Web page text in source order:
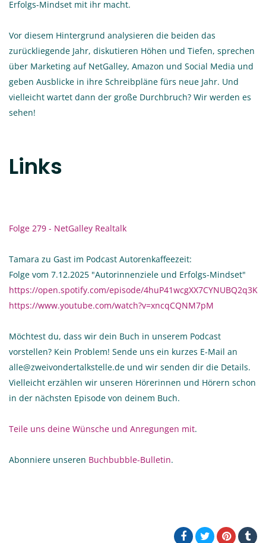
Erfolgs-Mindset mit ihr macht.
Vor diesem Hintergrund analysieren die beiden das
zurückliegende Jahr, diskutieren Höhen und Tiefen, sprechen
über Marketing auf NetGalley, Amazon und Social Media und
geben Ausblicke in ihre Schreibpläne fürs neue Jahr. Und
vielleicht wartet dann der große Durchbruch? Wir werden es
sehen!
Links
Folge 279 - NetGalley Realtalk
Tamara zu Gast im Podcast Autorenkaffeezeit:
Folge vom 7.12.2025 "Autorinnenziele und Erfolgs-Mindset"
https://open.spotify.com/episode/4huP41wcgXX7CYNUBQ2q3K
https://www.youtube.com/watch?v=xncqCQNM7pM
Möchtest du, dass wir dein Buch in unserem Podcast
vorstellen? Kein Problem! Sende uns ein kurzes E-Mail an
alle@zweivondertalkstelle.de und wir senden dir die Details.
Vielleicht erzählen wir unseren Hörerinnen und Hörern schon
in der nächsten Episode von deinem Buch.
Teile uns deine Wünsche und Anregungen mit.
Abonniere unseren Buchbubble-Bulletin.